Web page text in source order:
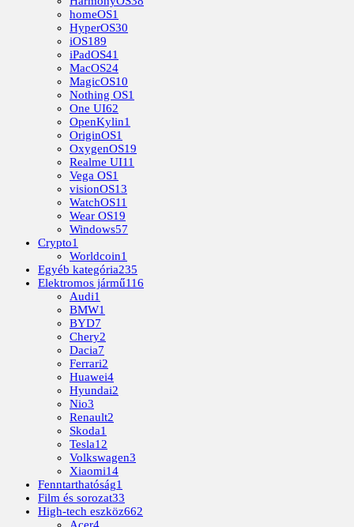
homeOS1
HyperOS30
iOS189
iPadOS41
MacOS24
MagicOS10
Nothing OS1
One UI62
OpenKylin1
OriginOS1
OxygenOS19
Realme UI11
Vega OS1
visionOS13
WatchOS11
Wear OS19
Windows57
Crypto1
Worldcoin1
Egyéb kategória235
Elektromos jármű116
Audi1
BMW1
BYD7
Chery2
Dacia7
Ferrari2
Huawei4
Hyundai2
Nio3
Renault2
Skoda1
Tesla12
Volkswagen3
Xiaomi14
Fenntarthatóság1
Film és sorozat33
High-tech eszköz662